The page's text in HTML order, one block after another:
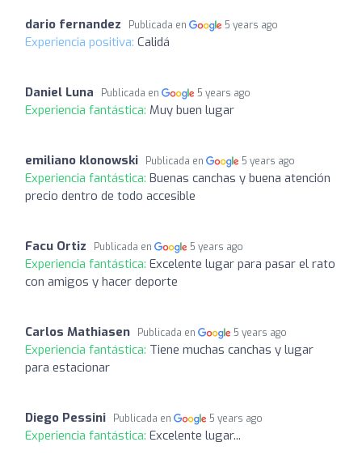
dario fernandez Publicada en 5 years ago
Experiencia positiva: Calidá
Daniel Luna Publicada en 5 years ago
Experiencia fantástica: Muy buen lugar
emiliano klonowski Publicada en 5 years ago
Experiencia fantástica: Buenas canchas y buena atención
precio dentro de todo accesible
Facu Ortiz Publicada en 5 years ago
Experiencia fantástica: Excelente lugar para pasar el rato
con amigos y hacer deporte
Carlos Mathiasen Publicada en 5 years ago
Experiencia fantástica: Tiene muchas canchas y lugar
para estacionar
Diego Pessini Publicada en 5 years ago
Experiencia fantástica: Excelente lugar...